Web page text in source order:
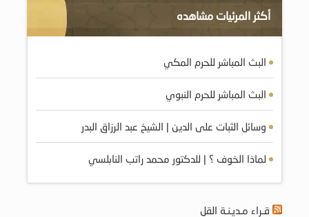
أكثر المرئيات مشاهده
البث المباشر للحرم المكي
البث المباشر للحرم النبوي
وسائل الثبات على الدين | الشيخ عبد الرزاق البدر
لماذا الخوف ؟ | للدكتور محمد راتب النابلسي
قـراء مـديـنـة القل